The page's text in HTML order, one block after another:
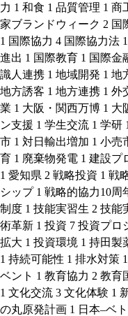
力 1 和食 1 品質管理 1 商
家ブランドウィーク 2 国
1 国際協力 4 国際協力法 1
進出 1 国際教育 1 国際金
識人連携 1 地域開発 1 地
地方誘客 1 地方連携 1 外
業 1 大阪・関西万博 1 大
ン支援 1 学生交流 1 学研 1
市 1 対日輸出増加 1 小売
育 1 廃棄物発電 1 建設プ
1 愛知県 2 戦略投資 1 戦
シップ 1 戦略的協力10周
制度 1 技能実習生 2 技能
術革新 1 投資 7 投資プロ
拡大 1 投資環境 1 持田製
1 持続可能性 1 排水対策 1
ベント 1 教育協力 2 教育
1 文化交流 3 文化体験 1
の丸原発計画 1 日本–ベ